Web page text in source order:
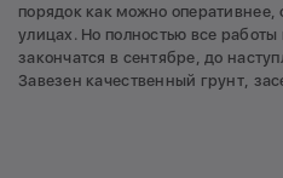
порядок как можно оперативнее,
улицах. Но полностью все работы
закончатся в сентябре, до
Завезен качественный грунт,